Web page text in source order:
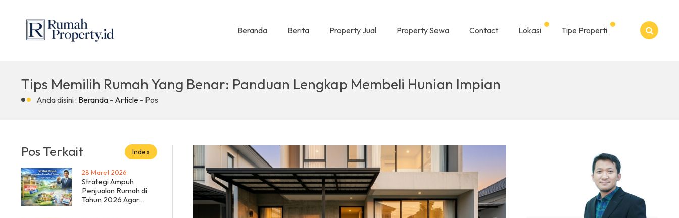
Beranda Berita Property Jual Property Sewa Contact Lokasi Tipe Properti
Tips Memilih Rumah Yang Benar: Panduan Lengkap Membeli Hunian Impian
Anda disini : Beranda - Article - Pos
Pos Terkait Index
28 Maret 2026
Strategi Ampuh
Penjualan Rumah di
Tahun 2026 Agar